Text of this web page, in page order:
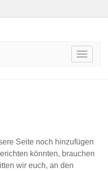
Toggle
Seite noch hinzufügen
könnten, brauchen
wir euch, an den